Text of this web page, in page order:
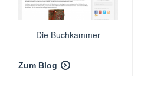
Die Buchkammer
Zum Blog